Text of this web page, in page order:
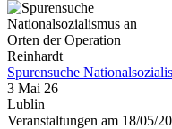
Spurensuche
3 Mai 26
Lublin
Veranstaltungen am 18/05/